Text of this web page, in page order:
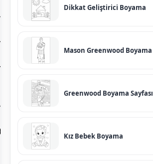
Dikkat Geliştirici Boyama
Mason Greenwood Boyama
Greenwood Boyama Sayfası
Kız Bebek Boyama